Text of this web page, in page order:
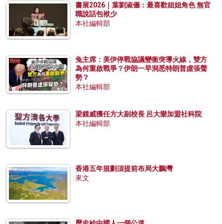
書展2026｜葉劉淑儀：最喜歡姐姐角色 無官
職說話包袱少
本社編輯部
兔主席：美伊停戰協議變衝突導火線，雙方
為何重啟戰爭？伊朗一早洞悉特朗普虛張聲
勢？
本社編輯部
梁鏡威獲任方大副校長 呂大樂加盟社科院
本社編輯部
香港五年規劃須提前布局大鵬灣
來文